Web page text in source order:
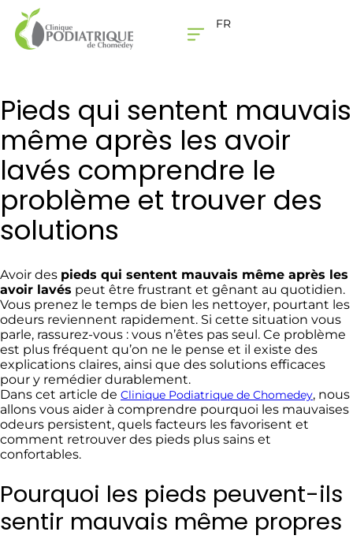
FR
Pieds qui sentent mauvais
même après les avoir
lavés comprendre le
problème et trouver des
solutions
Avoir des pieds qui sentent mauvais même après les
avoir lavés peut être frustrant et gênant au quotidien.
Vous prenez le temps de bien les nettoyer, pourtant les
odeurs reviennent rapidement. Si cette situation vous
parle, rassurez-vous : vous n’êtes pas seul. Ce problème
est plus fréquent qu’on ne le pense et il existe des
explications claires, ainsi que des solutions efficaces
pour y remédier durablement.
Dans cet article de Clinique Podiatrique de Chomedey, nous
allons vous aider à comprendre pourquoi les mauvaises
odeurs persistent, quels facteurs les favorisent et
comment retrouver des pieds plus sains et
confortables.
Pourquoi les pieds peuvent-ils
sentir mauvais même propres